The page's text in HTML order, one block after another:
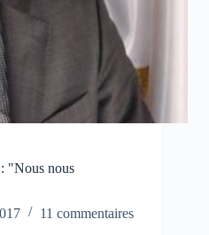
"Nous nous
11 commentaires